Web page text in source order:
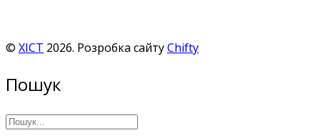
© ХІСТ 2026. Розробка сайтуChifty
Пошук